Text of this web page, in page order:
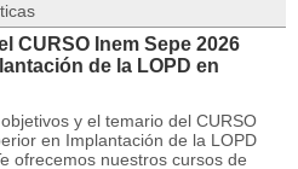
CURSO Inem Sepe 2026
de la LOPD en
y el temario del CURSO
en Implantación de la LOPD
ofrecemos nuestros cursos de